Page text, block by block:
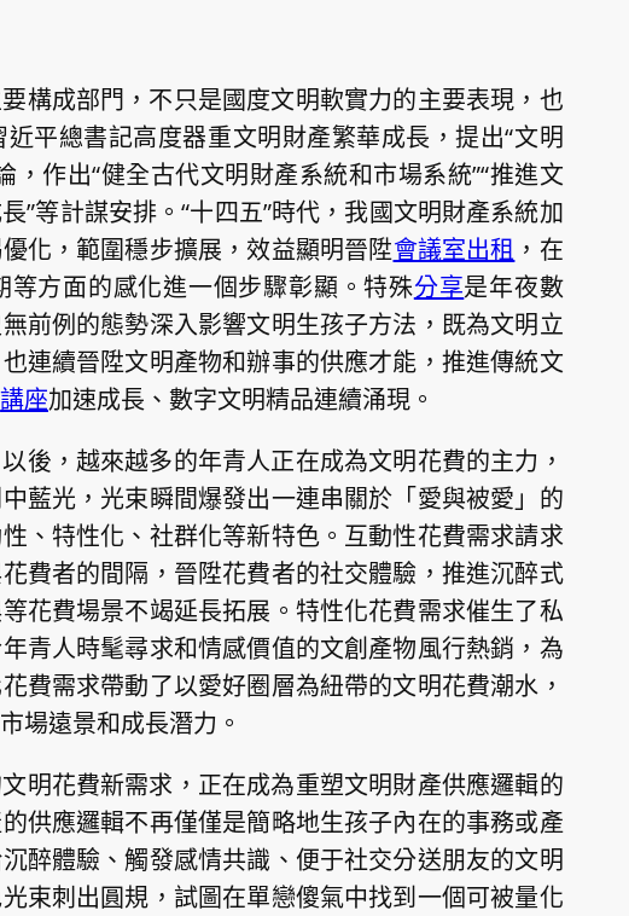
構成部門，不只是國度文明軟實力的主要表現，也
平總書記高度器重文明財產繁華成長，提出“文明
，作出“健全古代文明財產系統和市場系統”“推進文
”等計謀安排。“十四五”時代，我國文明財產系統加
化，範圍穩步擴展，效益顯明晉陞會議室出租 ，在
方面的感化進一個步驟彰顯。特殊分享是年夜數
前例的態勢深入影響文明生孩子方法，既為文明立
連續晉陞文明產物和辦事的供應才能，推進傳統文
講座加速成長、數字文明精品連續涌現。
後，越來越多的年青人正在成為文明花費的主力，
藍光，光束瞬間爆發出一連串關於「愛與被愛」的
、特性化、社群化等新特色。互動性花費需求請求
費者的間隔，晉陞花費者的社交體驗，推進沉醉式
花費場景不竭延長拓展。特性化花費需求催生了私
青人時髦尋求和情感價值的文創產物風行熱銷，為
費需求帶動了以愛好圈層為紐帶的文明花費潮水，
場遠景和成長潛力。
明花費新需求，正在成為重塑文明財產供應邏輯的
供應邏輯不再僅僅是簡略地生孩子內在的事務或產
醉體驗、觸發感情共識、便于社交分送朋友的文明
束刺出圓規，試圖在單戀傻氣中找到一個可被量化